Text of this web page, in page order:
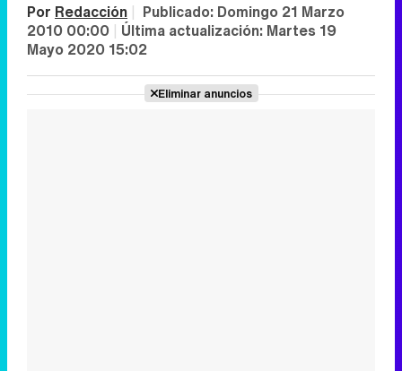
Por Redacción | Publicado: Domingo 21 Marzo
2010 00:00 | Última actualización: Martes 19
Mayo 2020 15:02
Eliminar anuncios